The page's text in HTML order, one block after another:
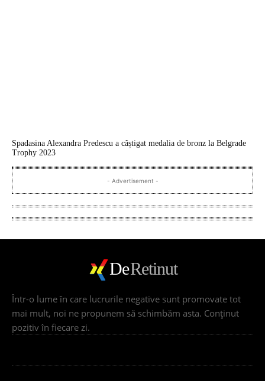
Spadasina Alexandra Predescu a câștigat medalia de bronz la Belgrade
Trophy 2023
- Advertisement -
DeRetinut
Într-o lume în care lucrurile negative sunt promovate tot
mai mult, noi ne propunem să schimbăm asta. Conţinut
pozitiv în fiecare zi.